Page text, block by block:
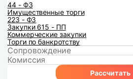
44 - ФЗ
Имущественные торги
223 - ФЗ
Закупки 615 - ПП
Коммерческие закупки
Торги по банкротству
Сопровождение
Комиссия
Рассчитать